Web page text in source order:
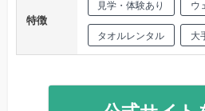
特徴
見学・体験あり ウ
タオルレンタル 大